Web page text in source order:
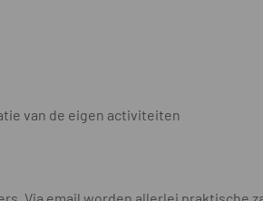
van de eigen activiteiten